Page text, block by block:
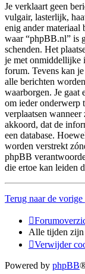
Je verklaart geen
vulgair, lasterlijk,
enig ander materiaal
waar “phpBB.nl” is
schenden. Het
je met onmiddellijke
forum. Tevens kan
alle berichten
waarborgen. Je gaat
om ieder onderwerp
verplaatsen
akkoord, dat de
een database.
worden verstrekt
phpBB
die ertoe kan leiden
Terug naar de vorige
Alle tijden zijn
Verwijder
Powered by phpBB